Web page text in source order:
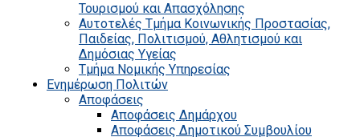
Τουρισμού και Απασχόλησης
Αυτοτελές Τμήμα Κοινωνικής Προστασίας,
Παιδείας, Πολιτισμού, Αθλητισμού και
Δημόσιας Υγείας
Τμήμα Νομικής Υπηρεσίας
Ενημέρωση Πολιτών
Αποφάσεις
Αποφάσεις Δημάρχου
Αποφάσεις Δημοτικού Συμβουλίου